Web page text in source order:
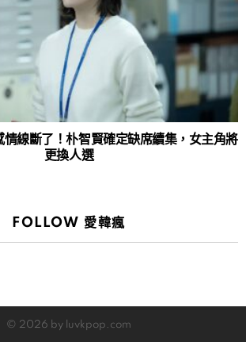
情線斷了！朴智賢確定缺席續集，女主角將
更換人選
FOLLOW 愛韓瘋
© 2026 by luvkpop.com